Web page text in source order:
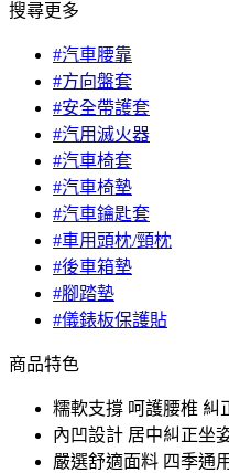
搜尋更多
#汽車腰靠
#方向盤套
#安全帶護套
#汽用滅火器
#汽車椅套
#汽車椅墊
#汽車鑰匙套
#車用頭枕/頸枕
#後車箱墊
#腳踏墊
#儀錶板保護貼
商品特色
糯軟支撐 呵護腰椎 糾
內凹設計 居中糾正坐
嚴選舒適面料 四季通用